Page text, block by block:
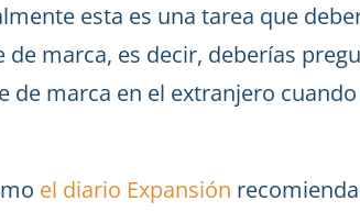
esta es una tarea que
de marca, es decir, deberías
de marca en el extranjero
el diario Expansión